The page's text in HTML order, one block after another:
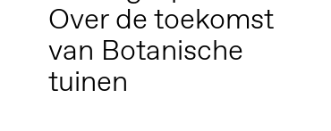
Over de toekomst
van Botanische
tuinen